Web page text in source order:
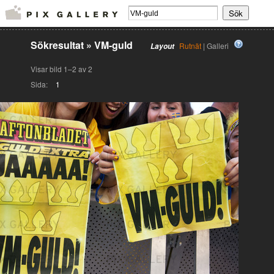
Layout Rutnät | Galleri
Sökresultat » VM-guld
Visar bild 1–2 av 2
Sida:
1